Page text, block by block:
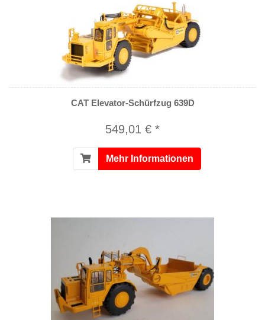
CAT Elevator-Schürfzug 639D
549,01 € *
Mehr Informationen